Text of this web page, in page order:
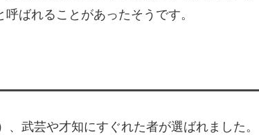
ばれることがあったそうです。
武芸や才知にすぐれた者が選ばれました。